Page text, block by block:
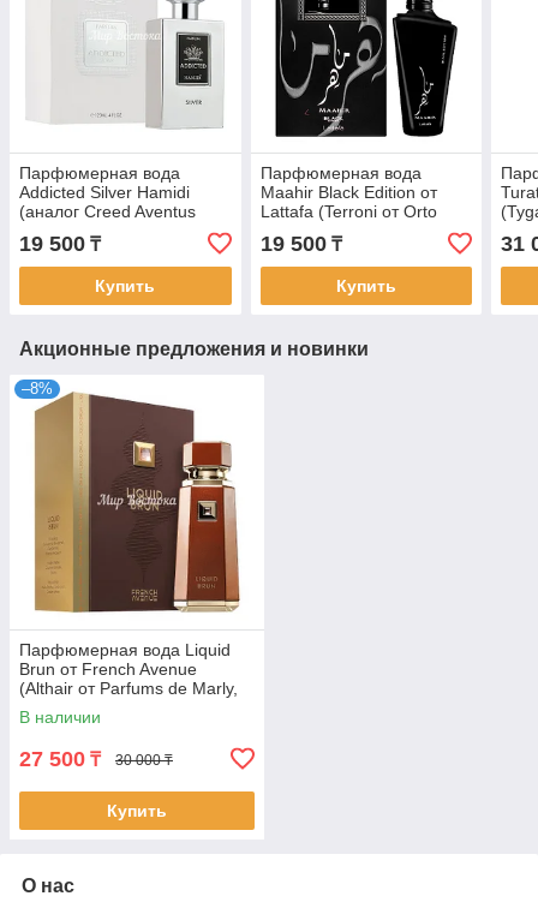
Парфюмерная вода
Addicted Silver Hamidi
(аналог Creed Aventus
Silver water mountain, 120
мл, ОАЭ)
19 500 ₸
Купить
Парфюмерная вода
Maahir Black Edition от
Lattafa (Terroni от Orto
Parisi, 100 мл)
19 500₸
Купить
31
Акционные предложения и новинки
–8%
Парфюмерная вода Liquid
Brun от French Avenue
(Althair от Parfums de Marly,
100 мл)
В наличии
27 500 ₸ 30 000 ₸
Купить
О нас